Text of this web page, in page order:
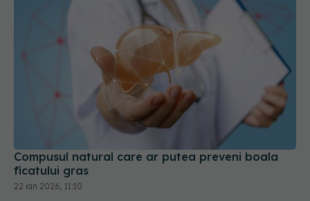
Compusul natural care ar putea preveni boala
ficatului gras
22 ian 2026, 11:10